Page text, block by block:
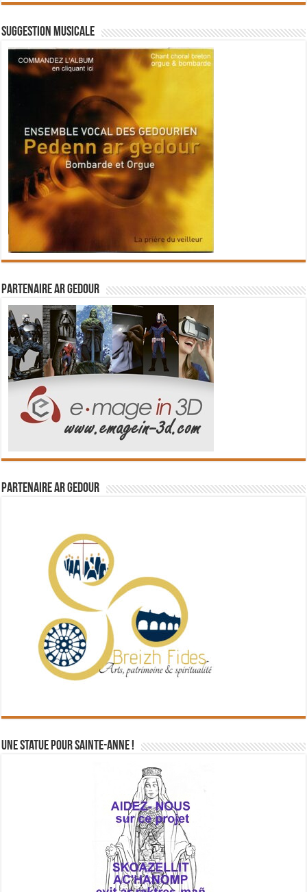
Suggestion musicale
Partenaire Ar Gedour
Partenaire Ar Gedour
Une statue pour Sainte-Anne !